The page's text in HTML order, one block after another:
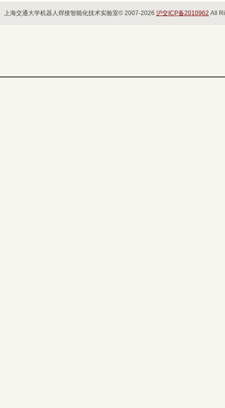
上海交通大学机器人焊接智能化技术实验室© 2007-2026 沪交ICP备2010962 All